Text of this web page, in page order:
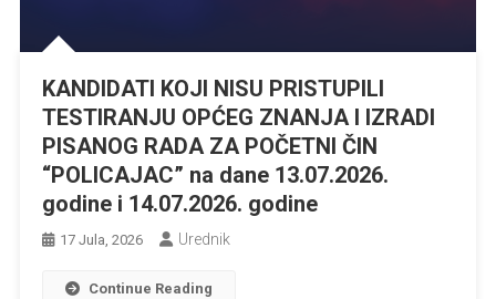
KANDIDATI KOJI NISU PRISTUPILI
TESTIRANJU OPĆEG ZNANJA I IZRADI
PISANOG RADA ZA POČETNI ČIN
“POLICAJAC” na dane 13.07.2026.
godine i 14.07.2026. godine
17 Jula, 2026 Urednik
Continue Reading